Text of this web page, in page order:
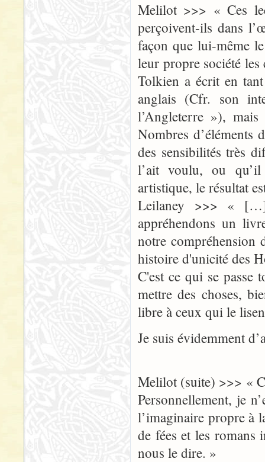
Melilot >>> « Ces
perçoivent-ils dans
façon que lui-même
leur propre société
Tolkien a écrit en
anglais (Cfr. son
l’Angleterre »), mais
Nombres d’éléments
des sensibilités très
l’ait voulu, ou qu’il
artistique, le résultat
Leilaney >>> «
appréhendons un
notre compréhension
histoire d'unicité des
C'est ce qui se
mettre des choses,
libre à ceux qui le
Je suis évidemment
Melilot (suite) >>> «
Personnellement, je
l’imaginaire propre à
de fées et les romans
nous le dire. »